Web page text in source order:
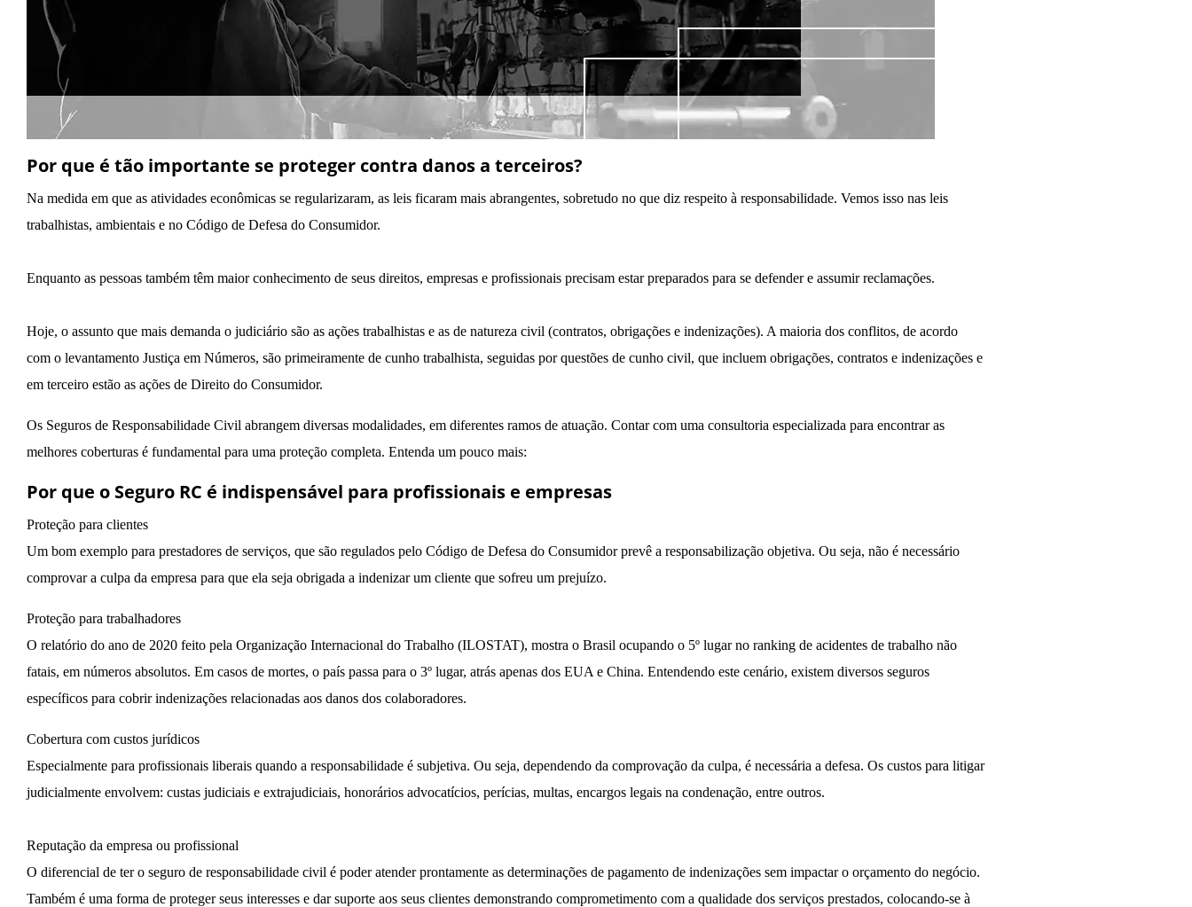
Por que é tão importante se proteger contra danos a terceiros?
Na medida em que as atividades econômicas se regularizaram, as leis ficaram mais abrangentes, sobretudo no que diz respeito à responsabilidade. Vemos isso nas leis
trabalhistas, ambientais e no Código de Defesa do Consumidor.
Enquanto as pessoas também têm maior conhecimento de seus direitos, empresas e profissionais precisam estar preparados para se defender e assumir reclamações.
Hoje, o assunto que mais demanda o judiciário são as ações trabalhistas e as de natureza civil (contratos, obrigações e indenizações). A maioria dos conflitos, de acordo
com o levantamento Justiça em Números, são primeiramente de cunho trabalhista, seguidas por questões de cunho civil, que incluem obrigações, contratos e indenizações e
em terceiro estão as ações de Direito do Consumidor.
Os Seguros de Responsabilidade Civil abrangem diversas modalidades, em diferentes ramos de atuação. Contar com uma consultoria especializada para encontrar as
melhores coberturas é fundamental para uma proteção completa. Entenda um pouco mais:
Por que o Seguro RC é indispensável para profissionais e empresas
Proteção para clientes
Um bom exemplo para prestadores de serviços, que são regulados pelo Código de Defesa do Consumidor prevê a responsabilização objetiva. Ou seja, não é necessário
comprovar a culpa da empresa para que ela seja obrigada a indenizar um cliente que sofreu um prejuízo.
Proteção para trabalhadores
O relatório do ano de 2020 feito pela Organização Internacional do Trabalho (ILOSTAT), mostra o Brasil ocupando o 5º lugar no ranking de acidentes de trabalho não
fatais, em números absolutos. Em casos de mortes, o país passa para o 3º lugar, atrás apenas dos EUA e China. Entendendo este cenário, existem diversos seguros
específicos para cobrir indenizações relacionadas aos danos dos colaboradores.
Cobertura com custos jurídicos
Especialmente para profissionais liberais quando a responsabilidade é subjetiva. Ou seja, dependendo da comprovação da culpa, é necessária a defesa. Os custos para litigar
judicialmente envolvem: custas judiciais e extrajudiciais, honorários advocatícios, perícias, multas, encargos legais na condenação, entre outros.
Reputação da empresa ou profissional
O diferencial de ter o seguro de responsabilidade civil é poder atender prontamente as determinações de pagamento de indenizações sem impactar o orçamento do negócio.
Também é uma forma de proteger seus interesses e dar suporte aos seus clientes demonstrando comprometimento com a qualidade dos serviços prestados, colocando-se à